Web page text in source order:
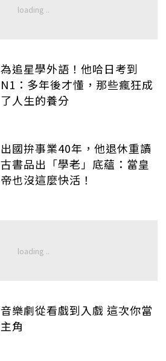
為追星學外語！他哈日考到
N1：多年後才懂，那些瘋狂成
了人生的養分
出國拚事業40年，他退休重讀
古書品出「學老」底蘊：當皇
帝也沒這麼快活！
音樂劇從看戲到入戲 這次你當
主角